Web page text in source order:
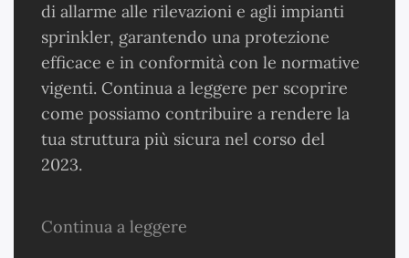
di allarme alle rilevazioni e agli impianti
sprinkler, garantendo una protezione
efficace e in conformità con le normative
vigenti. Continua a leggere per scoprire
come possiamo contribuire a rendere la
tua struttura più sicura nel corso del
2023.
Continua a leggere